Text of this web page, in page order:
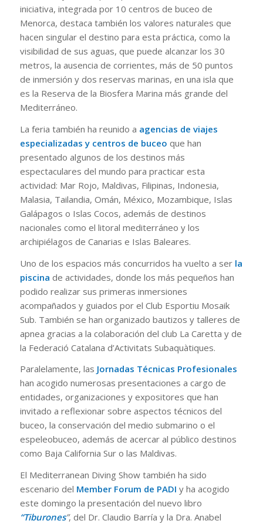
iniciativa, integrada por 10 centros de buceo de
Menorca, destaca también los valores naturales que
hacen singular el destino para esta práctica, como la
visibilidad de sus aguas, que puede alcanzar los 30
metros, la ausencia de corrientes, más de 50 puntos
de inmersión y dos reservas marinas, en una isla que
es la Reserva de la Biosfera Marina más grande del
Mediterráneo.
La feria también ha reunido a agencias de viajes
especializadas y centros de buceo que han
presentado algunos de los destinos más
espectaculares del mundo para practicar esta
actividad: Mar Rojo, Maldivas, Filipinas, Indonesia,
Malasia, Tailandia, Omán, México, Mozambique, Islas
Galápagos o Islas Cocos, además de destinos
nacionales como el litoral mediterráneo y los
archipiélagos de Canarias e Islas Baleares.
Uno de los espacios más concurridos ha vuelto a ser la
piscina de actividades, donde los más pequeños han
podido realizar sus primeras inmersiones
acompañados y guiados por el Club Esportiu Mosaik
Sub. También se han organizado bautizos y talleres de
apnea gracias a la colaboración del club La Caretta y de
la Federació Catalana d’Activitats Subaquàtiques.
Paralelamente, las Jornadas Técnicas Profesionales
han acogido numerosas presentaciones a cargo de
entidades, organizaciones y expositores que han
invitado a reflexionar sobre aspectos técnicos del
buceo, la conservación del medio submarino o el
espeleobuceo, además de acercar al público destinos
como Baja California Sur o las Maldivas.
El Mediterranean Diving Show también ha sido
escenario del Member Forum de PADI y ha acogido
este domingo la presentación del nuevo libro
“Tiburones”, del Dr. Claudio Barría y la Dra. Anabel